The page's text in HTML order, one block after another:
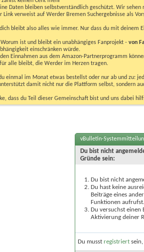
Daten bleiben selbstverständlich geschützt. Wir sehen
Link verweist auf Werder Bremen Suchergebnisse als
bleibt also alles wie immer. Nur dass du mit deinem
Worum ist und bleibt ein unabhängiges Fanprojekt - von
einschränken würde.
Einnahmen aus dem Amazon-Partnerprogramm
alle bleibt, die Werder im Herzen tragen.
einmal im Monat etwas bestellst oder nur ab und zu:
damit nicht nur die Plattform selbst, sondern
dass du Teil dieser Gemeinschaft bist und uns dabei
vBulletin-
Du bist nicht
Gründe sein:
Du bist nicht
Du hast keine
Beiträge eines
Funktionen aufrufst.
Du versuchst einen
Aktivierung deiner
Du musst registriert